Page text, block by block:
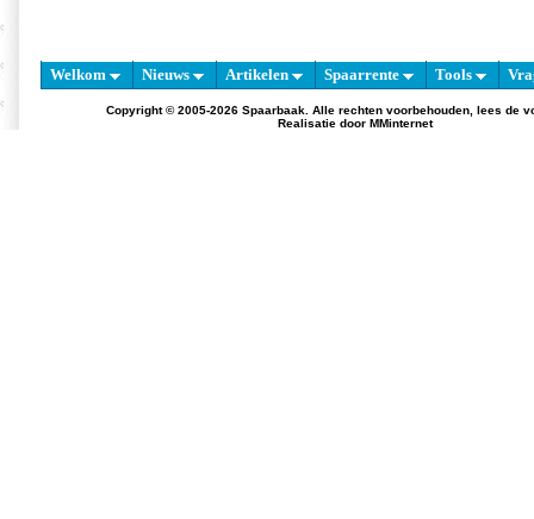
Welkom Nieuws Artikelen Spaarrente Tools
Copyright © 2005-2026 Spaarbaak. Alle rechten voorbehouden, lees de
Realisatie door MMinternet